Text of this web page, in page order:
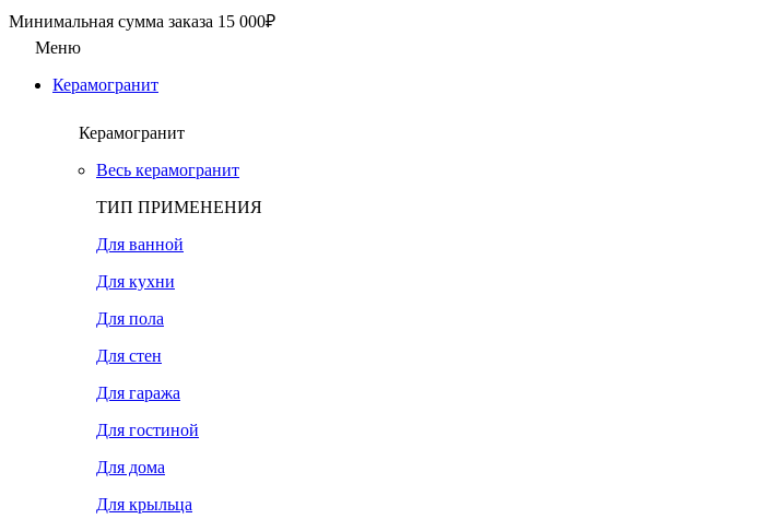
Минимальная сумма заказа 15 000₽
Меню
Керамогранит
Керамогранит
Весь керамогранит
ТИП ПРИМЕНЕНИЯ
Для ванной
Для кухни
Для пола
Для стен
Для гаража
Для гостиной
Для дома
Для крыльца